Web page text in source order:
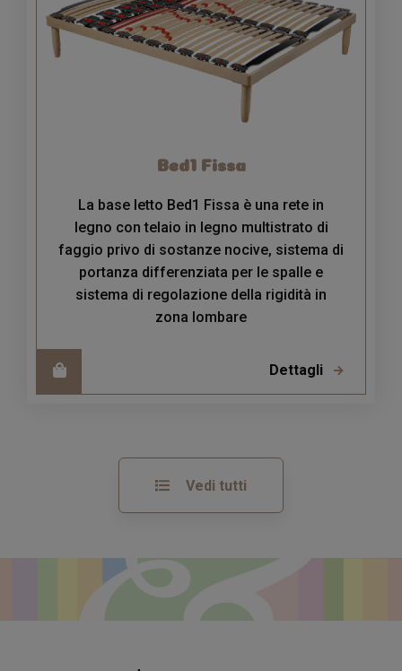
Bed1 Fissa
La base letto Bed1 Fissa è una rete in
legno con telaio in legno multistrato di
faggio privo di sostanze nocive, sistema di
portanza differenziata per le spalle e
sistema di regolazione della rigidità in
zona lombare
Dettagli
Vedi tutti